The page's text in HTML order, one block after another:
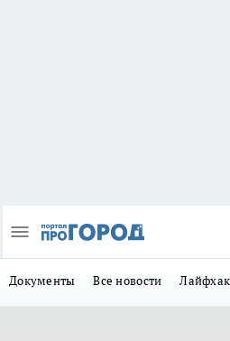
Документы Все новости Лайфхак